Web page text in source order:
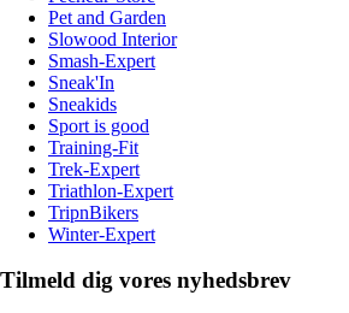
Pet and Garden
Slowood Interior
Smash-Expert
Sneak'In
Sneakids
Sport is good
Training-Fit
Trek-Expert
Triathlon-Expert
TripnBikers
Winter-Expert
Tilmeld dig vores nyhedsbrev